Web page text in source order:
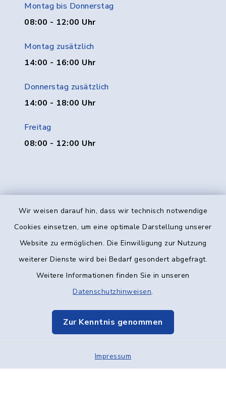
Wir weisen darauf hin, dass wir technisch notwendige
Cookies einsetzen, um eine optimale Darstellung unserer
Website zu ermöglichen. Die Einwilligung zur Nutzung
weiterer Dienste wird bei Bedarf gesondert abgefragt.
Weitere Informationen finden Sie in unseren
Datenschutzhinweisen.
Zur Kenntnis genommen
Impressum
Montag bis Donnerstag
08:00 - 12:00 Uhr
Montag zusätzlich
14:00 - 16:00 Uhr
Donnerstag zusätzlich
14:00 - 18:00 Uhr
Freitag
08:00 - 12:00 Uhr
Kontakt
Datenschutz
Elektronische Kommunikation
Sitemap